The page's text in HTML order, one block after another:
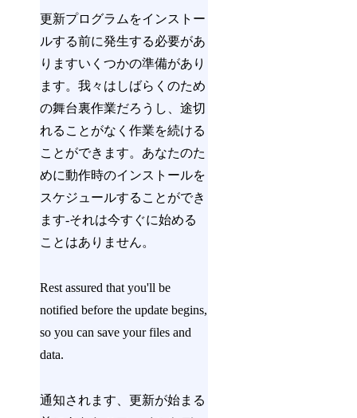
更新プログラムをインストー
ルする前に発生する必要があ
りますいくつかの準備があり
ます。我々はしばらくのため
の舞台裏作業だろうし、途切
れることがなく作業を続ける
ことができます。あなたのた
めに動作時のインストールを
スケジュールすることができ
ます-それは今すぐに始める
ことはありません。
Rest assured that you'll be
notified before the update begins,
so you can save your files and
data.
通知されます、更新が始まる